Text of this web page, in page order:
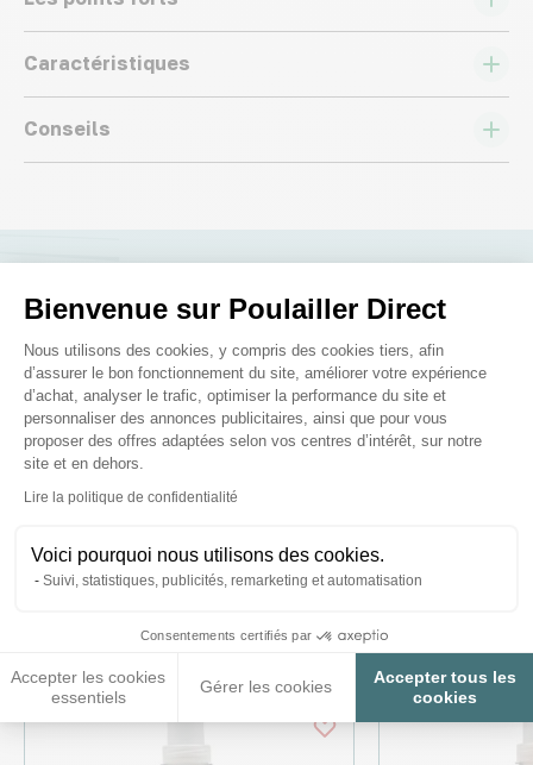
Bienvenue sur Poulailler Direct
Plateforme de Gestion du
Nous utilisons des cookies, y compris des cookies tiers, afin
d’assurer le bon fonctionnement du site, améliorer votre expérience
d’achat, analyser le trafic, optimiser la performance du site et
personnaliser des annonces publicitaires, ainsi que pour vous
proposer des offres adaptées selon vos centres d’intérêt, sur notre
site et en dehors.
Lire la politique de confidentialité
Voici pourquoi nous utilisons des cookies.
Suivi, statistiques, publicités, remarketing et automatisation
Consentements certifiés par
Accepter les cookies
essentiels
Gérer les cookies
Accepter tous les
cookies
Axeptio consent
Caractéristiques
Conseils
Nous répondons à toutes vos
questions ;)
Posez-nous vos questions
Ces produits peuvent vous
intéresser